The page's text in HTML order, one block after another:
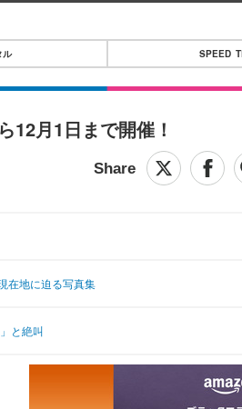
ル SPEED
12月1日まで開催！
在地に迫る写真集
と絶叫